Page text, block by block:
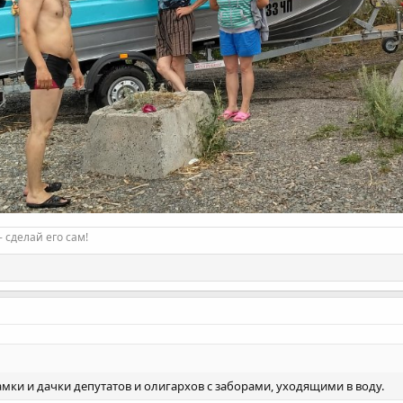
его сам!
и дачки депутатов и олигархов с заборами, уходящими в воду.